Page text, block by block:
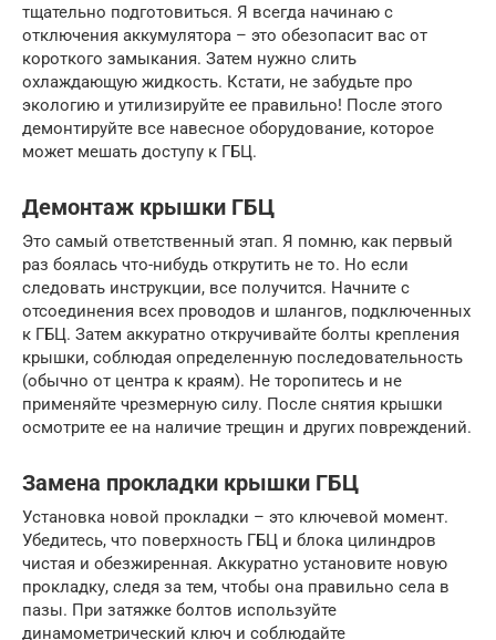
тщательно подготовиться. Я всегда начинаю с
отключения аккумулятора – это обезопасит вас от
короткого замыкания. Затем нужно слить
охлаждающую жидкость. Кстати, не забудьте про
экологию и утилизируйте ее правильно! После этого
демонтируйте все навесное оборудование, которое
может мешать доступу к ГБЦ.
Демонтаж крышки ГБЦ
Это самый ответственный этап. Я помню, как первый
раз боялась что-нибудь открутить не то. Но если
следовать инструкции, все получится. Начните с
отсоединения всех проводов и шлангов, подключенных
к ГБЦ. Затем аккуратно откручивайте болты крепления
крышки, соблюдая определенную последовательность
(обычно от центра к краям). Не торопитесь и не
применяйте чрезмерную силу. После снятия крышки
осмотрите ее на наличие трещин и других повреждений.
Замена прокладки крышки ГБЦ
Установка новой прокладки – это ключевой момент.
Убедитесь, что поверхность ГБЦ и блока цилиндров
чистая и обезжиренная. Аккуратно установите новую
прокладку, следя за тем, чтобы она правильно села в
пазы. При затяжке болтов используйте
динамометрический ключ и соблюдайте